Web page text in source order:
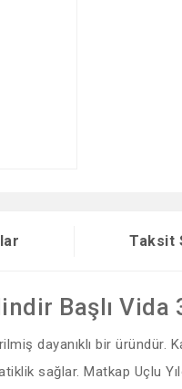
Taksit
Başlı
dayanıklı bir
sağlar. Matkap Uçlu